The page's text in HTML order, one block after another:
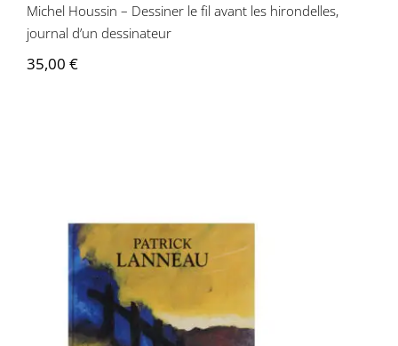
Michel Houssin – Dessiner le fil avant les hirondelles,
journal d’un dessinateur
35,00 €
Patrick Lanneau – Patrick Lanneau :
peintures 1979-1993